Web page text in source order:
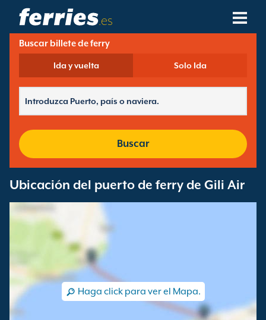
.es
Compañías Navieras
Destinos De Ferries
Puertos De Ferry
Buscar billete de ferry
Ida y vuelta Solo Ida
Buscar
Ubicación del puerto de ferry de Gili Air
Haga click para ver el Mapa.